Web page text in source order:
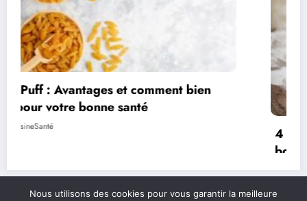
4 cadeaux gourmands pour amateur de
AtelierCuisineSanté
Nous utilisons des cookies pour vous garantir la meilleure